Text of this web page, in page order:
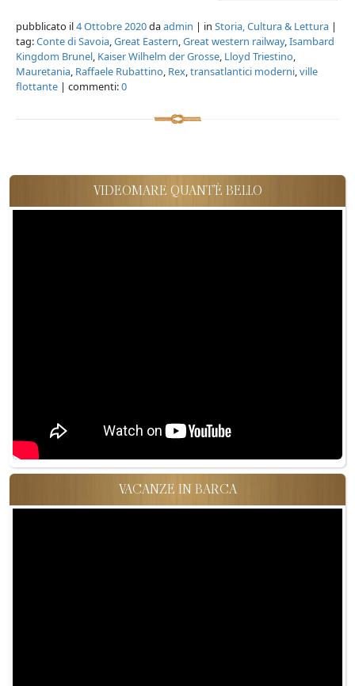
pubblicato il4 Ottobre 2020daadmin | in Storia, Cultura & Lettura |
tag:Conte di Savoia,Great Eastern,Great western railway,Isambard
Kingdom Brunel, Kaiser Wilhelm der Grosse, Lloyd Triestino,
Mauretania, Raffaele Rubattino, Rex,transatlantici moderni,ville
flottante | commenti:0
VIDEOMARE QUANT'È BELLO
VACANZE IN BARCA